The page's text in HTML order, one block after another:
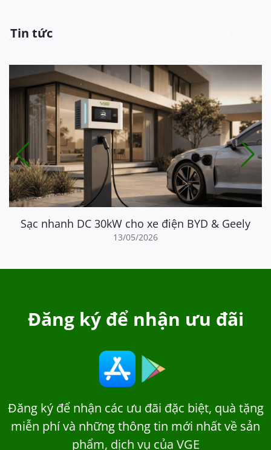
Tin tức
Sạc nhanh DC 30kW cho xe điện BYD & Geely
13/05/2026
Đăng ký để nhận ưu đãi
Đăng ký để nhận các ưu đãi đặc biệt, quà tặng
miễn phí và những thông tin mới nhất về sản
phẩm, dịch vụ của VGE